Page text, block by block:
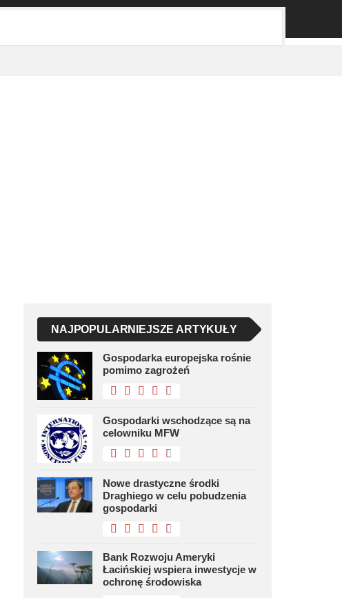
NAJPOPULARNIEJSZE ARTYKUŁY
Gospodarka europejska rośnie
pomimo zagrożeń
Gospodarki wschodzące są na
celowniku MFW
Nowe drastyczne środki
Draghiego w celu pobudzenia
gospodarki
Bank Rozwoju Ameryki
Łacińskiej wspiera inwestycje w
ochronę środowiska